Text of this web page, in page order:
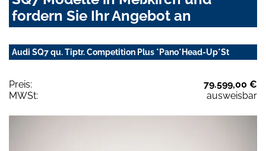
fordern Sie Ihr Angebot an
Audi SQ7 qu. Tiptr. Competition Plus *Pano*Head-Up*St
Preis:
79.599,00 €
MWSt:
ausweisbar